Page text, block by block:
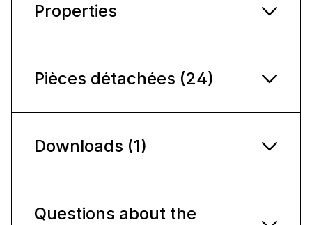
Properties
Pièces détachées (24)
Downloads (1)
Questions about the